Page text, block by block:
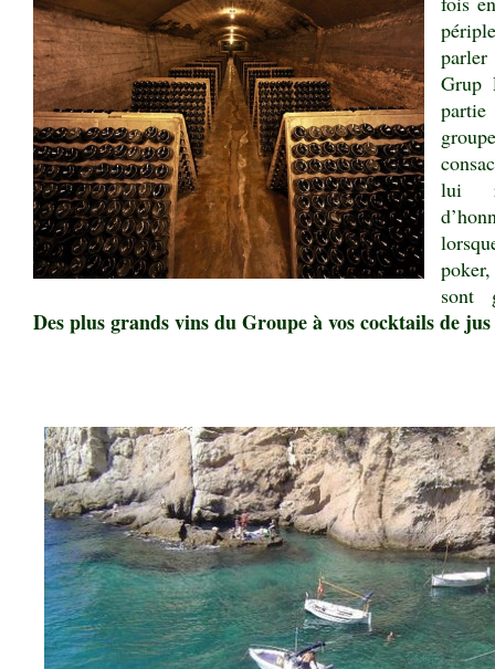
Grup
lui
sont
Des plus grands vins du Groupe à vos cocktails de